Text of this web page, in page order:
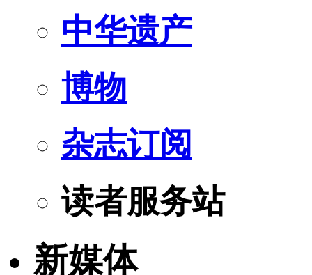
中华遗产
博物
杂志订阅
读者服务站
新媒体